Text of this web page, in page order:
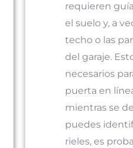
requieren
el suelo y, a
techo o las
del garaje.
necesarios
puerta en
mientras se
puedes
rieles, es